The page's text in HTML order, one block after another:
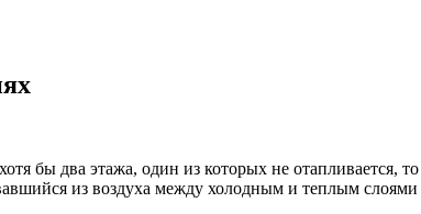
бы два этажа, один из которых не отапливается,
из воздуха между холодным и теплым слоями